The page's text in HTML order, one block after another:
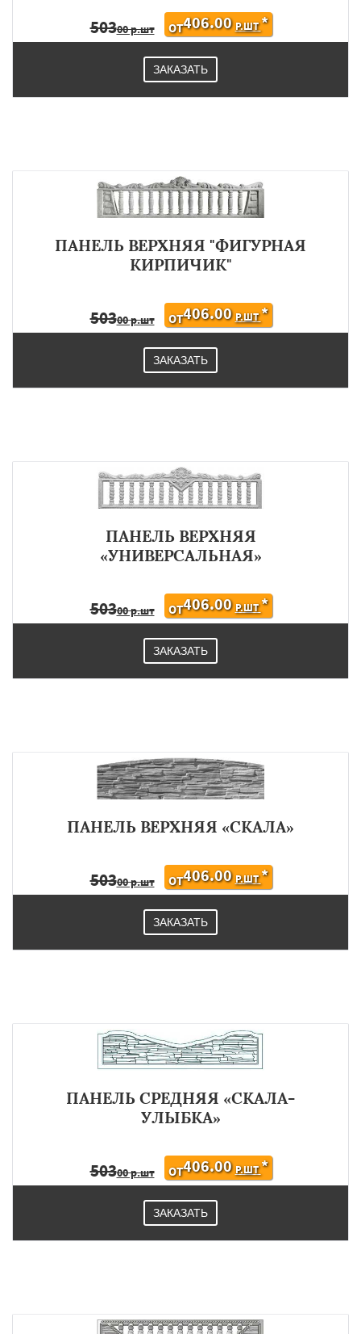
50300 р.шт ОТ406.00 Р.ШТ*
ЗАКАЗАТЬ
ПАНЕЛЬ ВЕРХНЯЯ "ФИГУРНАЯ
КИРПИЧИК"
50300 р.шт ОТ406.00 Р.ШТ*
ЗАКАЗАТЬ
ПАНЕЛЬ ВЕРХНЯЯ
«УНИВЕРСАЛЬНАЯ»
50300 р.шт ОТ406.00 Р.ШТ*
ЗАКАЗАТЬ
ПАНЕЛЬ ВЕРХНЯЯ «СКАЛА»
50300 р.шт ОТ406.00 Р.ШТ*
ЗАКАЗАТЬ
ПАНЕЛЬ СРЕДНЯЯ «СКАЛА-
УЛЫБКА»
50300 р.шт ОТ406.00 Р.ШТ*
ЗАКАЗАТЬ